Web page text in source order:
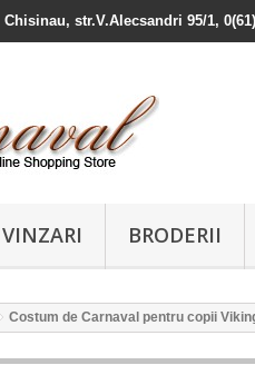
Chisinau, str.V.Alecsandri 95/1,
VINZARI BRODERII
Costum de Carnaval pentru copii